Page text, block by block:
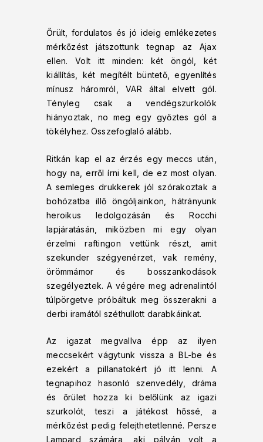
Őrült, fordulatos és jó ideig emlékezetes
mérkőzést játszottunk tegnap az Ajax
ellen. Volt itt minden: két öngól, két
kiállítás, két megítélt büntető, egyenlítés
mínusz háromról, VAR által elvett gól.
Tényleg csak a vendégszurkolók
hiányoztak, no meg egy győztes gól a
tökélyhez. Összefoglaló alább.
Ritkán kap el az érzés egy meccs után,
hogy na, erről írni kell, de ez most olyan.
A semleges drukkerek jól szórakoztak a
bohózatba illő öngóljainkon, hátrányunk
heroikus ledolgozásán és Rocchi
lapjáratásán, miközben mi egy olyan
érzelmi raftingon vettünk részt, amit
szekunder szégyenérzet, vak remény,
örömmámor és bosszankodások
szegélyeztek. A végére meg adrenalintól
túlpörgetve próbáltuk meg összerakni a
derbi iramától széthullott darabkáinkat.
Az igazat megvallva épp az ilyen
meccsekért vágytunk vissza a BL-be és
ezekért a pillanatokért jó itt lenni. A
tegnapihoz hasonló szenvedély, dráma
és őrület hozza ki belőlünk az igazi
szurkolót, teszi a játékost hőssé, a
mérkőzést pedig felejthetetlenné. Persze
Lampard számára, aki pályán volt a